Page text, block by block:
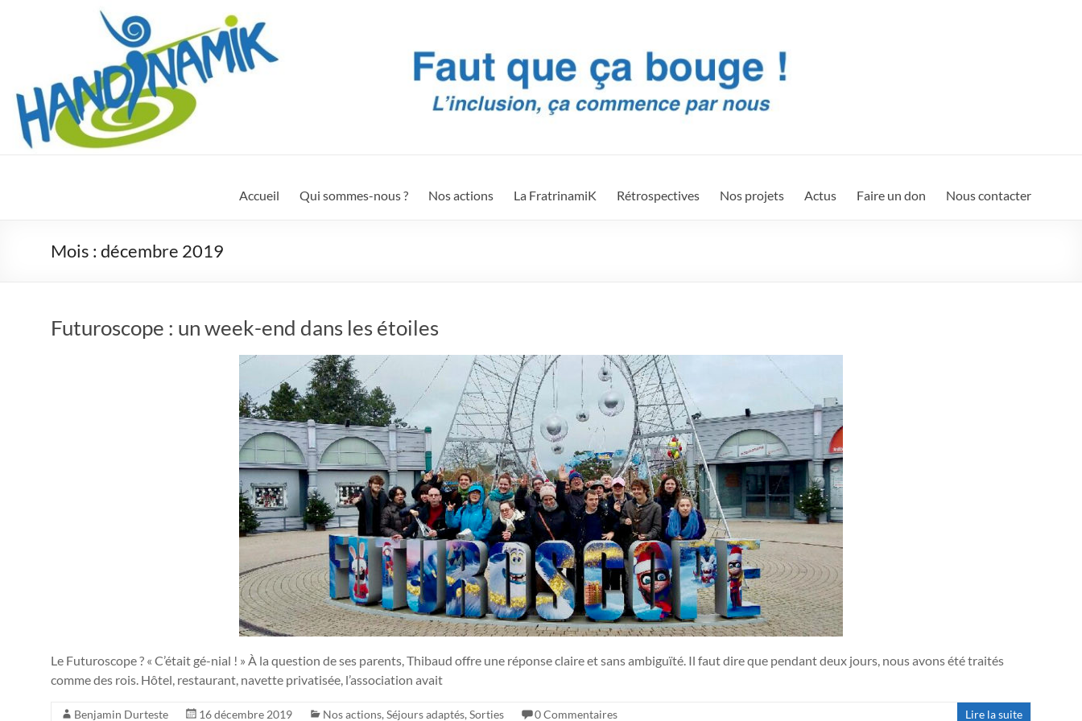
vraiment
inclusive
Accueil Qui sommes-nous ? Nos actions La FratrinamiK Rétrospectives Nos projets Actus Faire un don Nous contacter
Mois : décembre 2019
Futuroscope : un week-end dans les étoiles
Le Futuroscope ? « C’était gé-nial ! » À la question de ses parents, Thibaud offre une réponse claire et sans ambiguïté. Il faut dire que pendant deux jours, nous avons été traités
comme des rois. Hôtel, restaurant, navette privatisée, l’association avait
Benjamin Durteste 16 décembre 2019 Nos actions, Séjours adaptés, Sorties 0 Commentaires Lire la suite